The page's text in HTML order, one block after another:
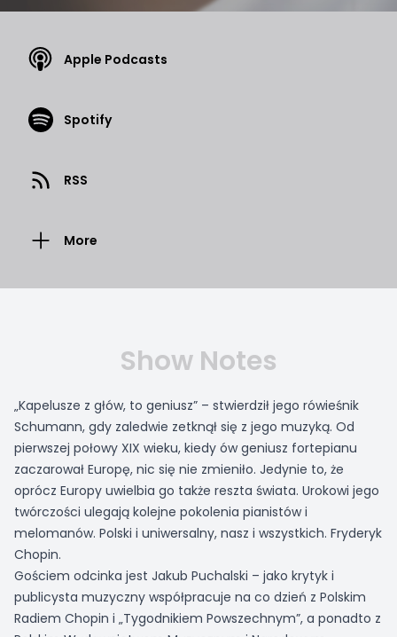
Apple Podcasts
Spotify
RSS
More
Show Notes
„Kapelusze z głów, to geniusz” – stwierdził jego rówieśnik
Schumann, gdy zaledwie zetknął się z jego muzyką. Od
pierwszej połowy XIX wieku, kiedy ów geniusz fortepianu
zaczarował Europę, nic się nie zmieniło. Jedynie to, że
oprócz Europy uwielbia go także reszta świata. Urokowi jego
twórczości ulegają kolejne pokolenia pianistów i
melomanów. Polski i uniwersalny, nasz i wszystkich. Fryderyk
Chopin.
Gościem odcinka jest Jakub Puchalski – jako krytyk i
publicysta muzyczny współpracuje na co dzień z Polskim
Radiem Chopin i „Tygodnikiem Powszechnym”, a ponadto z